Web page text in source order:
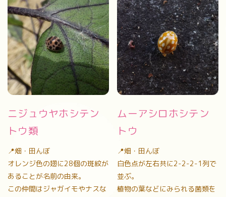
ニジュウヤホシテン
トウ類
📍畑・田んぼ
オレンジ色の翅に28個の斑紋が
あることが名前の由来。
この仲間はジャガイモやナスな
ムーアシロホシテン
トウ
📍畑・田んぼ
白色点が左右共に2-2-2-1列で
並ぶ。
植物の葉などにみられる菌類を